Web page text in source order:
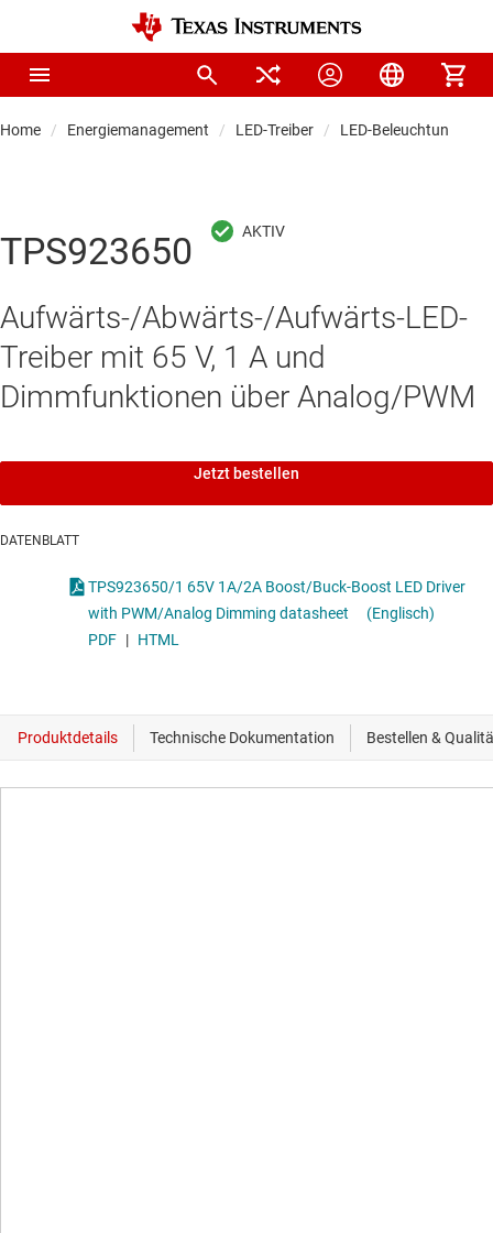
Home Energiemanagement LED-Treiber LED-
TPS923650
Aufwärts-/Abwärts-/Aufwärts-LED-
Treiber mit 65 V, 1 A und
Dimmfunktionen über Analog/PWM
Jetzt bestellen
DATENBLATT
TPS923650/1 65V 1A/2A Boost/Buck-Boost LED Driver
with PWM/Analog Dimming datasheet
(Englisch)
PDF | HTML